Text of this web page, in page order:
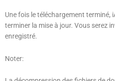
Une fois le téléchargement terminé,
terminer la mise à jour. Vous serez
enregistré.
Noter: